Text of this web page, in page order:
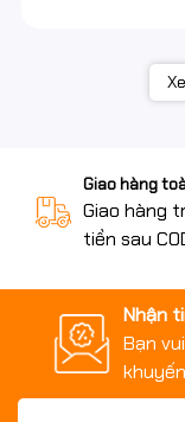
Giao hàng
Giao hàng
tiền sau
Nhận
Bạn